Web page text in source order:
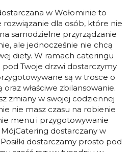
w Wołominie to
dla osób, które nie
samodzielne przyrządzanie
ale jednocześnie nie chcą
diety. W ramach cateringu
Twoje drzwi dostarczymy
są w trosce o
właściwe zbilansowanie.
zmiany w swojej codziennej
nie masz czasu na robienie
menu i przygotowywanie
dostarczany w
dostarczamy prosto pod